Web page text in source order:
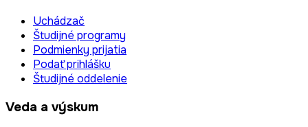
Uchádzač
Študijné programy
Podmienky prijatia
Podať prihlášku
Študijné oddelenie
Veda a výskum